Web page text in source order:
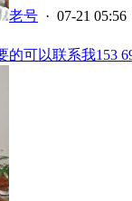
老号 · 07-21 05:56
可以联系我153